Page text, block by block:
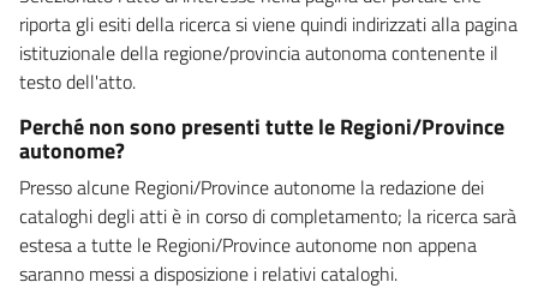
riporta gli esiti della ricerca si viene quindi indirizzati alla pagina
istituzionale della regione/provincia autonoma contenente il
testo dell'atto.
Perché non sono presenti tutte le Regioni/Province
autonome?
Presso alcune Regioni/Province autonome la redazione dei
cataloghi degli atti è in corso di completamento; la ricerca sarà
estesa a tutte le Regioni/Province autonome non appena
saranno messi a disposizione i relativi cataloghi.